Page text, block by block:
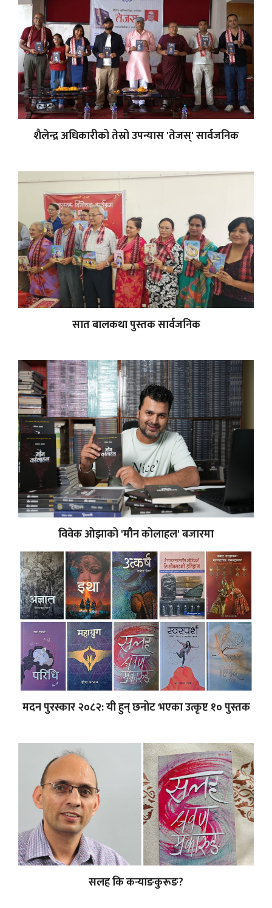
शैलेन्द्र अधिकारीको तेस्रो उपन्यास 'तेजस्' सार्वजनिक
सात बालकथा पुस्तक सार्वजनिक
विवेक ओझाको 'मौन कोलाहल' बजारमा
मदन पुरस्कार २०८२: यी हुन् छनोट भएका उत्कृष्ट १० पुस्तक
सलह कि कर्‍याङकुरूङ?